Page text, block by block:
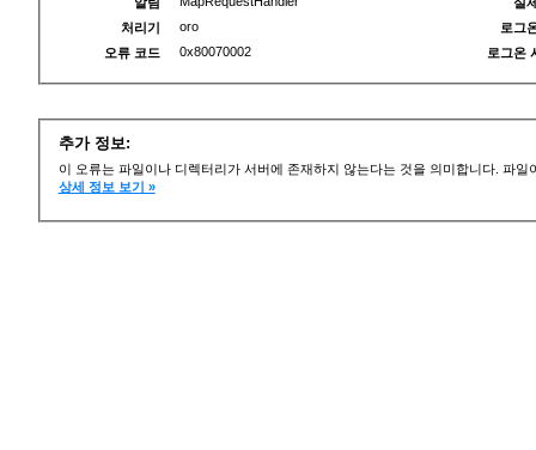
처리기
oro
오류 코드
0x80070002
로그
로그온
추가 정보:
이 오류는 파일이나 디렉터리가 서버에 존재하지 않는다는 것을 의미합니다. 파
상세 정보 보기 »